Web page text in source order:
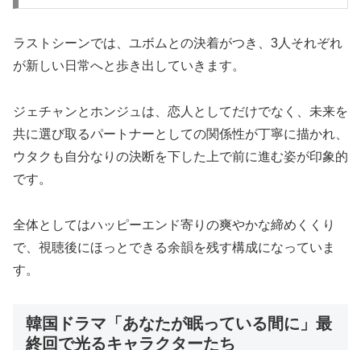
ラストシーンでは、ユボムとの決着がつき、3人それぞれ
が新しい日常へと歩き出していきます。
ジェチャンとホンジュは、恋人としてだけでなく、未来を
共に選び取るパートナーとしての関係性が丁寧に描かれ、
ウタクも自分なりの決断を下した上で前に進む姿が印象的
です。
全体としてはハッピーエンド寄りの爽やかな締めくくり
で、視聴後にほっとできる余韻を残す構成になっていま
す。
韓国ドラマ「あなたが眠っている間に」最
終回で光るキャラクターたち